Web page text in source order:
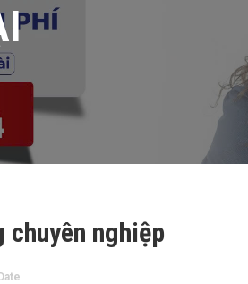
chuyên nghiệp
Date